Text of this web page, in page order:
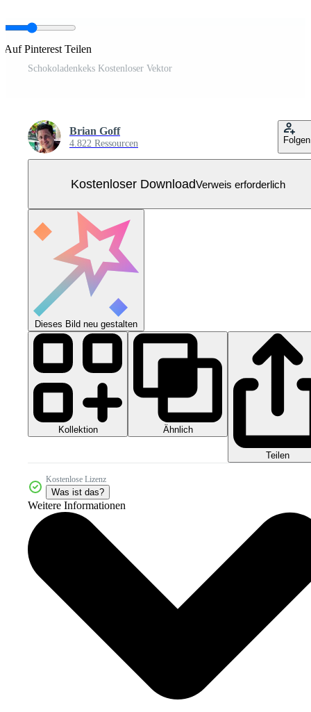
Auf Pinterest Teilen
Schokoladenkeks Kostenloser Vektor
Brian Goff
4.822 Ressourcen Folgen
Kostenloser DownloadVerweis erforderlich
Dieses Bild neu gestalten
Kollektion Ähnlich
Teilen
Kostenlose Lizenz
Was ist das?
Weitere Informationen